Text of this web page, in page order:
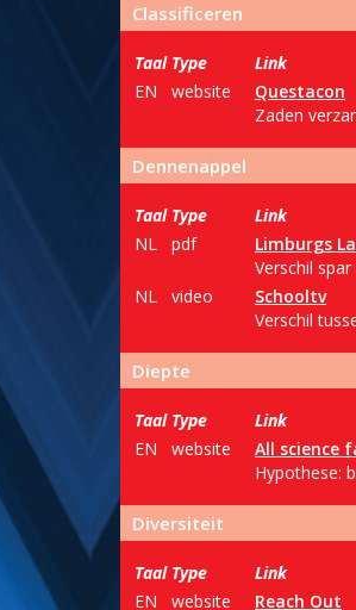
Classificeren
Taal Type
Link
EN
website
Questacon
Zaden
Dennenappel
Taal Type
Link
NL
pdf
Limburgs
Verschil
NL
video
Schooltv
Verschil
Diepte
Taal Type
Link
EN
website
All science
Hypothese:
Diversiteit
Taal Type
Link
EN
website Reach Out